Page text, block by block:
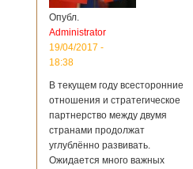
Опубл.
Administrator
19/04/2017 -
18:38
В текущем году всесторонние
отношения и стратегическое
партнерство между двумя
странами продолжат
углублённо развивать.
Ожидается много важных